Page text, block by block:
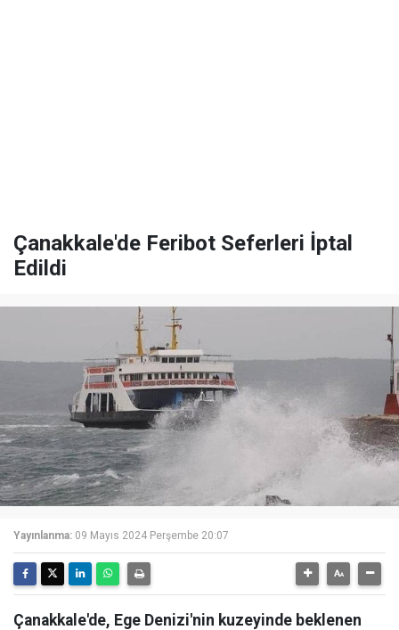
Çanakkale'de Feribot Seferleri İptal
Edildi
Yayınlanma: 09 Mayıs 2024 Perşembe 20:07
Çanakkale'de, Ege Denizi'nin kuzeyinde beklenen